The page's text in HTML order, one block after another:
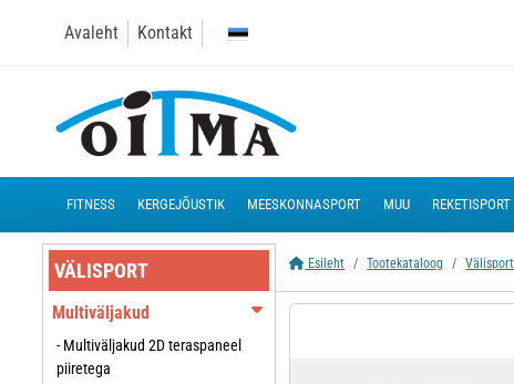
Avaleht Kontakt
FITNESS KERGEJÕUSTIK MEESKONNASPORT MUU REKETISPORT
VÄLISPORT
Multiväljakud
- Multiväljakud 2D teraspaneel
piiretega
Esileht Tootekataloog Välisport